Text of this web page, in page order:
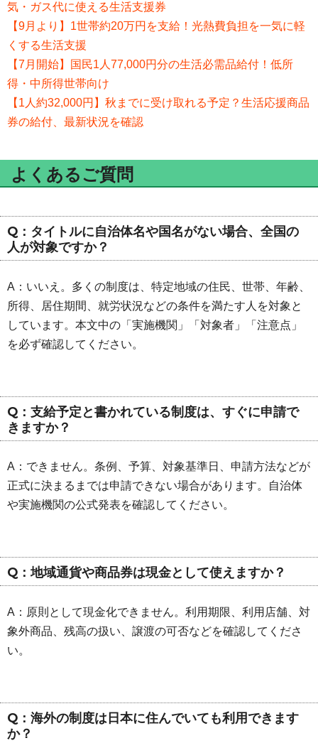
気・ガス代に使える生活支援券
【9月より】1世帯約20万円を支給！光熱費負担を一気に軽
くする生活支援
【7月開始】国民1人77,000円分の生活必需品給付！低所
得・中所得世帯向け
【1人約32,000円】秋までに受け取れる予定？生活応援商品
券の給付、最新状況を確認
よくあるご質問
Q：タイトルに自治体名や国名がない場合、全国の
人が対象ですか？
A：いいえ。多くの制度は、特定地域の住民、世帯、年齢、
所得、居住期間、就労状況などの条件を満たす人を対象と
しています。本文中の「実施機関」「対象者」「注意点」
を必ず確認してください。
Q：支給予定と書かれている制度は、すぐに申請で
きますか？
A：できません。条例、予算、対象基準日、申請方法などが
正式に決まるまでは申請できない場合があります。自治体
や実施機関の公式発表を確認してください。
Q：地域通貨や商品券は現金として使えますか？
A：原則として現金化できません。利用期限、利用店舗、対
象外商品、残高の扱い、譲渡の可否などを確認してくださ
い。
Q：海外の制度は日本に住んでいても利用できます
か？